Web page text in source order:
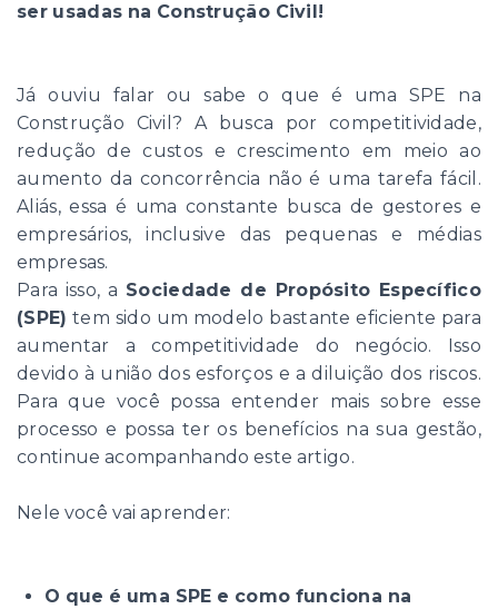
ser usadas na Construção Civil!
Já ouviu falar ou sabe o que é uma SPE na
Construção Civil? A busca por competitividade,
redução de custos e crescimento em meio ao
aumento da concorrência não é uma tarefa fácil.
Aliás, essa é uma constante busca de gestores e
empresários, inclusive das pequenas e médias
empresas.
Para isso, a Sociedade de Propósito Específico
(SPE) tem sido um modelo bastante eficiente para
aumentar a competitividade do negócio. Isso
devido à união dos esforços e a diluição dos riscos.
Para que você possa entender mais sobre esse
processo e possa ter os benefícios na sua gestão,
continue acompanhando este artigo.
Nele você vai aprender:
O que é uma SPE e como funciona na